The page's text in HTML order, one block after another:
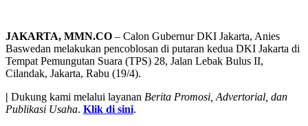
JAKARTA, MMN.CO – Calon Gubernur DKI Jakarta, Anies
Baswedan melakukan pencoblosan di putaran kedua DKI Jakarta di
Tempat Pemungutan Suara (TPS) 28, Jalan Lebak Bulus II,
Cilandak, Jakarta, Rabu (19/4).
| Dukung kami melalui layanan Berita Promosi, Advertorial, dan
Publikasi Usaha. Klik di sini.